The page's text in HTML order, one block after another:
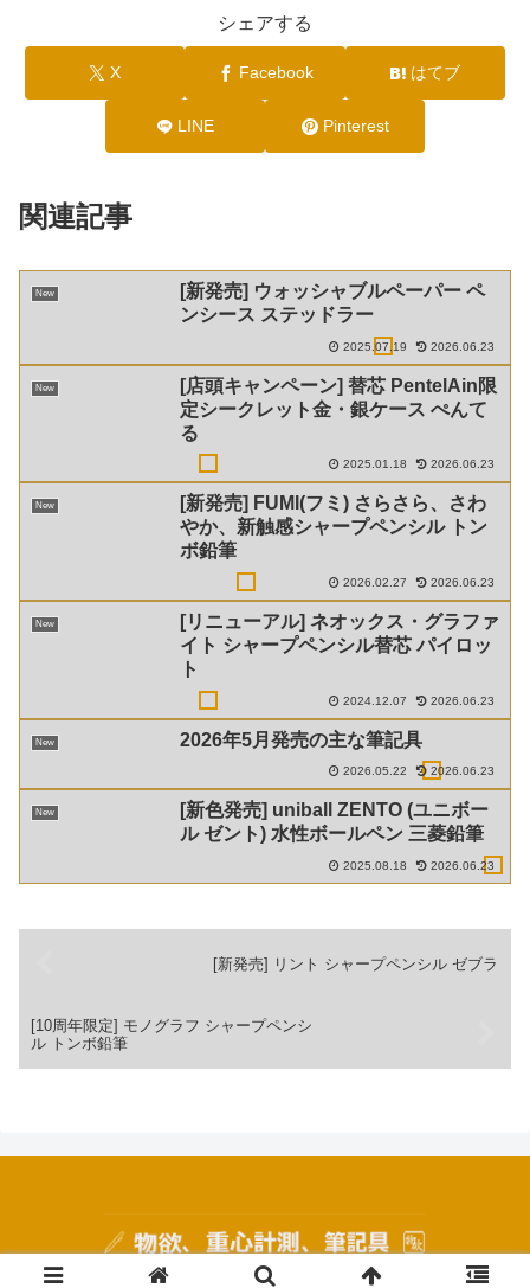
シェアする
X Facebook はてブ
LINE Pinterest
関連記事
New
[新発売] ウォッシャブルペーパー ペ
ンシース ステッドラー
2025.07.19 2026.06.23
New
[店頭キャンペーン] 替芯 PentelAin限
定シークレット金・銀ケース ぺんて
る
2025.01.18 2026.06.23
New
[新発売] FUMI(フミ) さらさら、さわ
やか、新触感シャープペンシル トン
ボ鉛筆
2026.02.27 2026.06.23
New
[リニューアル] ネオックス・グラファ
イト シャープペンシル替芯 パイロッ
ト
2024.12.07 2026.06.23
New 2026年5月発売の主な筆記具
2026.05.22 2026.06.23
New
[新色発売] uniball ZENTO (ユニボー
ル ゼント) 水性ボールペン 三菱鉛筆
2025.08.18 2026.06.23
[新発売] リント シャープペンシル ゼブラ
[10周年限定] モノグラフ シャープペンシ
ル トンボ鉛筆
© 2020 物欲、重心計測、筆記具.